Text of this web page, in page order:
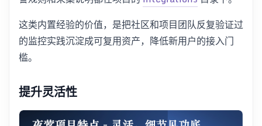
这类内置经验的价值，是把社区和项目团队反复验证过
的监控实践沉淀成可复用资产，降低新用户的接入门
槛。
提升灵活性